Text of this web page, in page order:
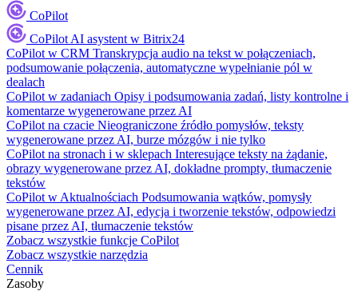
CoPilot
CoPilot AI asystent w Bitrix24
CoPilot w CRM Transkrypcja audio na tekst w połączeniach,
podsumowanie połączenia, automatyczne wypełnianie pól w
dealach
CoPilot w zadaniach Opisy i podsumowania zadań, listy kontrolne i
komentarze wygenerowane przez AI
CoPilot na czacie Nieograniczone źródło pomysłów, teksty
wygenerowane przez AI, burze mózgów i nie tylko
CoPilot na stronach i w sklepach Interesujące teksty na żądanie,
obrazy wygenerowane przez AI, dokładne prompty, tłumaczenie
tekstów
CoPilot w Aktualnościach Podsumowania wątków, pomysły
wygenerowane przez AI, edycja i tworzenie tekstów, odpowiedzi
pisane przez AI, tłumaczenie tekstów
Zobacz wszystkie funkcje CoPilot
Zobacz wszystkie narzędzia
Cennik
Zasoby